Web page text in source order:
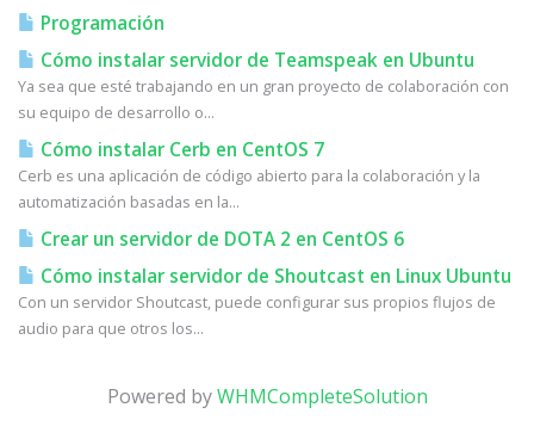
Programación
Cómo instalar servidor de Teamspeak en Ubuntu
Ya sea que esté trabajando en un gran proyecto de colaboración con
su equipo de desarrollo o...
Cómo instalar Cerb en CentOS 7
Cerb es una aplicación de código abierto para la colaboración y la
automatización basadas en la...
Crear un servidor de DOTA 2 en CentOS 6
Cómo instalar servidor de Shoutcast en Linux Ubuntu
Con un servidor Shoutcast, puede configurar sus propios flujos de
audio para que otros los...
Powered byWHMCompleteSolution